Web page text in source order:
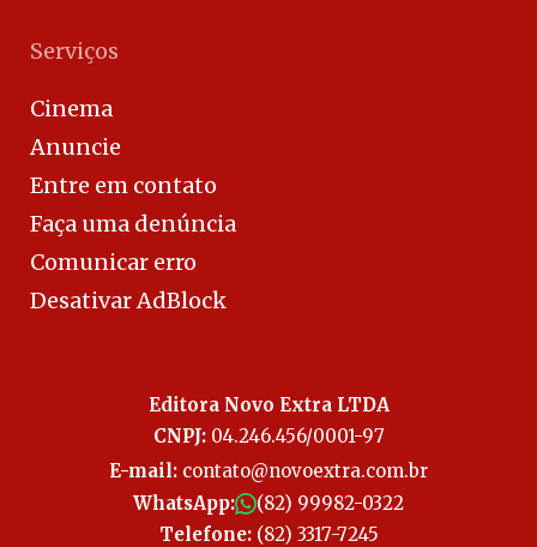
Serviços
Cinema
Anuncie
Entre em contato
Faça uma denúncia
Comunicar erro
Desativar AdBlock
Editora Novo Extra LTDA
CNPJ:04.246.456/0001-97
E-mail: contato@novoextra.com.br
WhatsApp:
(82) 99982-0322
Telefone:(82) 3317-7245